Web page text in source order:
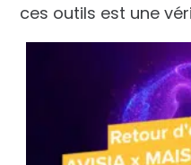
ces outils est une